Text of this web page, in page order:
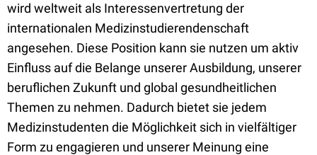
wird weltweit als Interessenvertretung der
internationalen Medizinstudierendenschaft
angesehen. Diese Position kann sie nutzen um aktiv
Einfluss auf die Belange unserer Ausbildung, unserer
beruflichen Zukunft und global gesundheitlichen
Themen zu nehmen. Dadurch bietet sie jedem
Medizinstudenten die Möglichkeit sich in vielfältiger
Form zu engagieren und unserer Meinung eine